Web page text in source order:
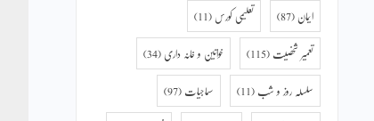
ایمان (87) تعلیمی کورس (11)
تعمیر شخصیت (115) خواتین و خانہ داری (34)
سلسلہ روز و شب (11) سماجیات (97)